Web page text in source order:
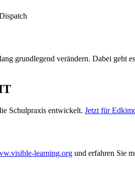
grundlegend verändern. Dabei geht
Schulpraxis entwickelt. Jetzt für
learning.org und erfahren Sie